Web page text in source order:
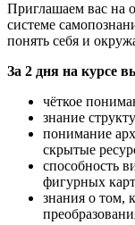
Приглашаем вас на
системе
понять себя и
За 2 дня на курсе
чёткое
знание
понимание
скрытые
способность
фигурных
знания о том,